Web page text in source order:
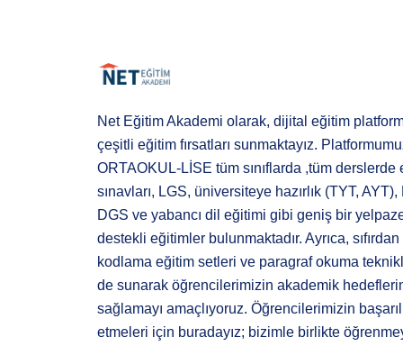
Net Eğitim Akademi olarak, dijital eğitim
çeşitli eğitim fırsatları sunmaktayız.
ORTAOKUL-LİSE tüm sınıflarda ,tüm derslerde
sınavları, LGS, üniversiteye hazırlık (TYT,
DGS ve yabancı dil eğitimi gibi geniş bir
destekli eğitimler bulunmaktadır. Ayrıca,
kodlama eğitim setleri ve paragraf okuma
de sunarak öğrencilerimizin akademik
sağlamayı amaçlıyoruz. Öğrencilerimizin
etmeleri için buradayız; bizimle birlikte